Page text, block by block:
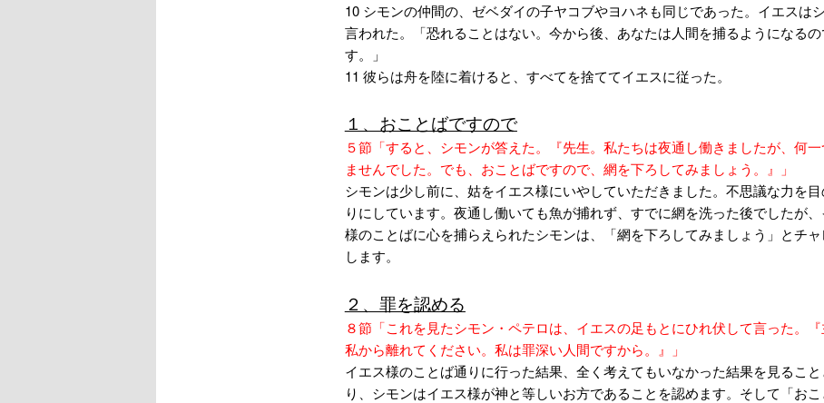
10 シモンの仲間の、ゼベダイの子ヤコブやヨハネも同じであった。イエスは
言われた。「恐れることはない。今から後、あなたは人間を捕るようになる
す。」
11 彼らは舟を陸に着けると、すべてを捨ててイエスに従った。
１、おことばですので
５節「すると、シモンが答えた。『先生。私たちは夜通し働きましたが、何
ませんでした。でも、おことばですので、網を下ろしてみましょう。』」
シモンは少し前に、姑をイエス様にいやしていただきました。不思議な力を目
りにしています。夜通し働いても魚が捕れず、すでに網を洗った後でしたが、
様のことばに心を捕らえられたシモンは、「網を下ろしてみましょう」とチ
します。
２、罪を認める
８節「これを見たシモン・ペテロは、イエスの足もとにひれ伏して言った。『
私から離れてください。私は罪深い人間ですから。』」
イエス様のことば通りに行った結果、全く考えてもいなかった結果を見るこ
り、シモンはイエス様が神と等しいお方であることを認めます。そして「お